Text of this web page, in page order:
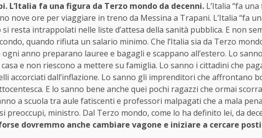
L’Italia fa una figura da Terzo mondo da decenni. L’Italia “fa
nove ore per viaggiare in treno da Messina a Trapani. L’Italia “fa
resta intrappolati nelle liste d’attesa della sanità pubblica. E non
quando rifiuta un salario minimo. Che l’Italia sia da Terzo
anno preparano lauree e bagagli e scappano all’estero. Lo
e non riescono a mettere su famiglia. Lo sanno i cittadini che
accorciati dall’inflazione. Lo sanno gli imprenditori che affrontano
E lo sanno bene anche quei pochi ragazzi che ormai
a scuola tra aule fatiscenti e professori malpagati che a mala pena
preoccupi, ministro. Dal Terzo mondo, come lo ha definito lei, da
dovremmo anche cambiare vagone e iniziare a cercare